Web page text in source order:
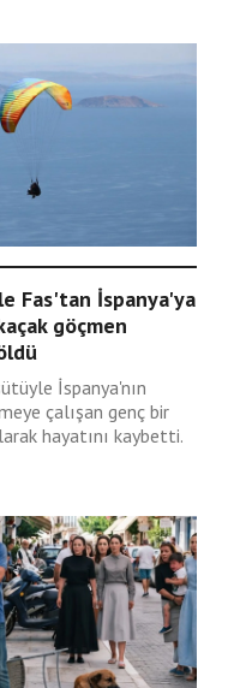
Fas'tan İspanya'ya
göçmen
İspanya'nın
çalışan genç bir
hayatını kaybetti.